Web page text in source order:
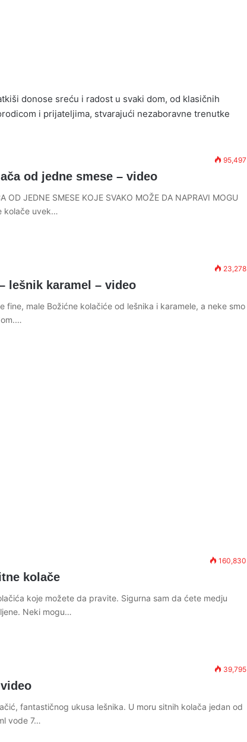
donose sreću i radost u svaki dom, od klasičnih
i prijateljima, stvarajući nezaboravne trenutke
95,497
od jedne smese – video
OD JEDNE SMESE KOJE SVAKO MOŽE DA NAPRAVI MOGU
kolače uvek…
23,278
lešnik karamel – video
fine, male Božićne kolačiće od lešnika i karamele, a neke smo
160,830
kolače
koje možete da pravite. Sigurna sam da ćete medju
Neki mogu…
39,795
fantastičnog ukusa lešnika. U moru sitnih kolača jedan od
vode 7…